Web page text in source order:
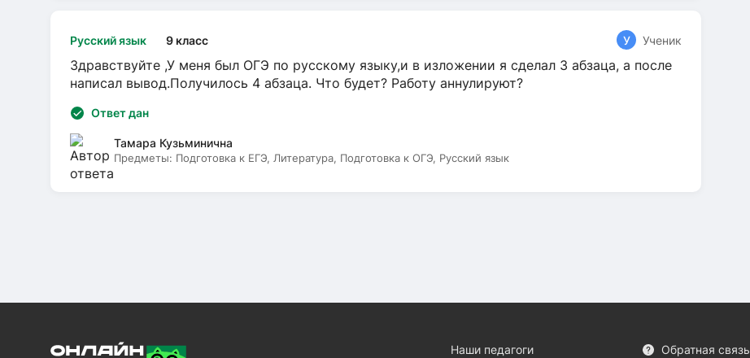
Русский язык 9 класс У Ученик
Здравствуйте ,У меня был ОГЭ по русскому языку,и в изложении я сделал 3 абзаца, а после
написал вывод.Получилось 4 абзаца. Что будет? Работу аннулируют?
Ответ дан
Тамара Кузьминична
Предметы: Подготовка к ЕГЭ, Литература, Подготовка к ОГЭ, Русский язык
Наши педагоги Обратная связь